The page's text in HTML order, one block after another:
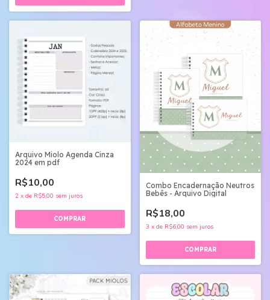
Arquivo Miolo Agenda Cinza
2024 em pdf
R$10,00
2 x de R$5,00 sem juros
Combo Encadernação Neutros
Bebês - Arquivo Digital
R$18,00
3 x de R$6,00 sem juros